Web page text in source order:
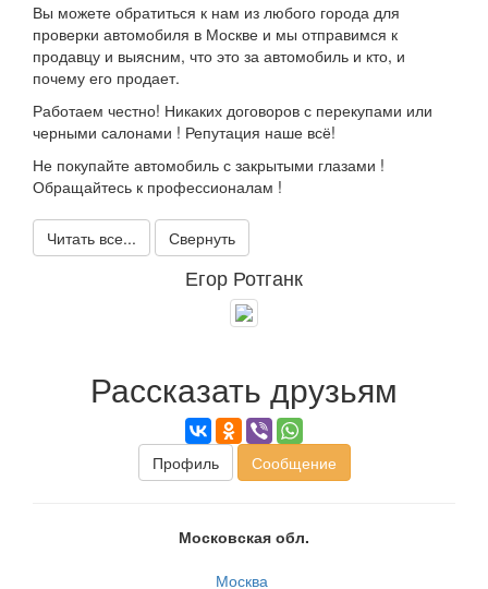
Вы можете обратиться к нам из любого города для
проверки автомобиля в Москве и мы отправимся к
продавцу и выясним, что это за автомобиль и кто, и
почему его продает.
Работаем честно! Никаких договоров с перекупами или
черными салонами ! Репутация наше всё!
Не покупайте автомобиль с закрытыми глазами !
Обращайтесь к профессионалам !
Читать все... Свернуть
Егор Ротганк
Рассказать друзьям
Профиль Сообщение
Московская обл.
Москва